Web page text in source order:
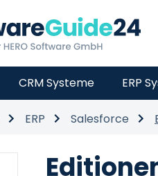
CRM Systeme ERP
ERP Salesforce